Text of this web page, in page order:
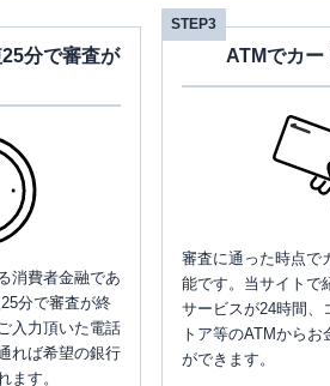
分で審査が
消費者金融であ
分で審査が終
入力頂いた電話
れば希望の銀行
ます。
STEP3
ATMでカー
審査に通った時点で
能です。当サイトで
サービスが24時間、
トア等のATMからお
ができます。